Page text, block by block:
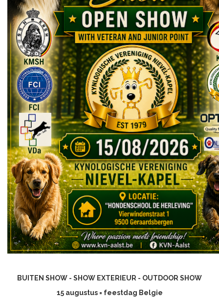
BUITEN SHOW - SHOW EXTERIEUR - OUTDOOR SHOW
15 augustus = feestdag Belgie